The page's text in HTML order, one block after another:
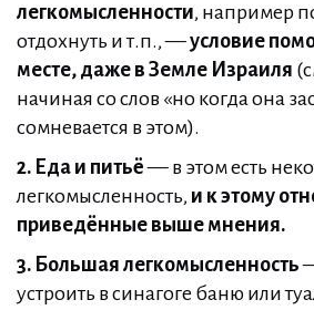
легкомысленности, например
отдохнуть и т.п., —условие
месте, даже в Земле Израиля
начиная со слов «но когда она
сомневается в этом).
2. Еда и питьё— в этом есть
легкомысленность, и к этому
приведённые выше мнения.
3. Большая легкомысленность
устроить в синагоге баню или